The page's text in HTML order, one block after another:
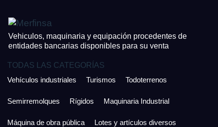
Vehiculos, maquinaria y equipación procedentes de
entidades bancarias disponibles para su venta
TODAS LAS CATEGORÍAS
Vehículos industriales
Turismos Todoterrenos
Semirremolques Rígidos Maquinaria Industrial
Máquina de obra pública Lotes y artículos diversos
Acepto la